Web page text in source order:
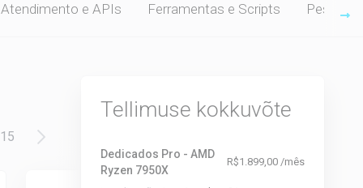
e APIs Ferramentas e Scripts
15
Tellimuse kokkuvõte
Dedicados Pro - AMD
Ryzen 7950X
R$1.899,00 /mês